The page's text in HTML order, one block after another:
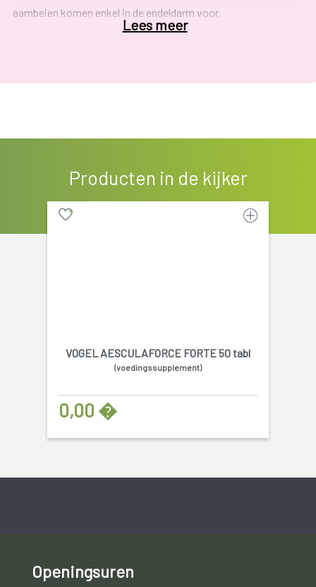
Producten in de kijker
VOGEL AESCULAFORCE FORTE 50 tabl
(voedingssupplement)
0,00 �
aambeien komen enkel in de endeldarm voor.
buiten; dat geeft een vervelend, drukkend gevoel.
ook voor druk.
Aambeien zijn vervelend, maar onschuldig. Ze verdwijnen
meestal vanzelf.
Lees meer
Schrijf je in voor onze nieuwsbrief
Openingsuren